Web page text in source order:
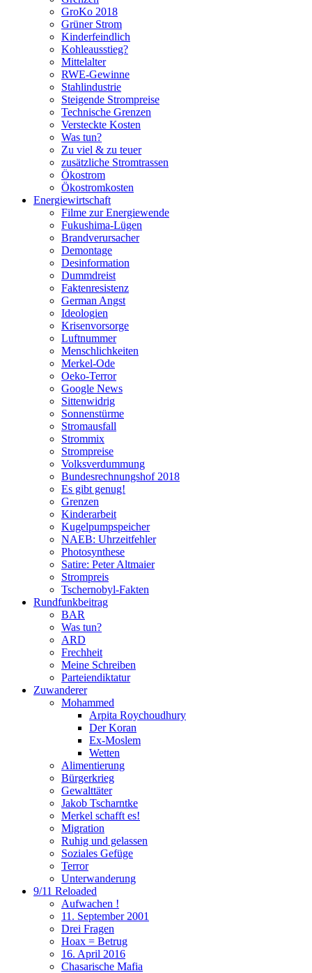
GroKo 2018
Grüner Strom
Kinderfeindlich
Kohleausstieg?
Mittelalter
RWE-Gewinne
Stahlindustrie
Steigende Strompreise
Technische Grenzen
Versteckte Kosten
Was tun?
Zu viel & zu teuer
zusätzliche Stromtrassen
Ökostrom
Ökostromkosten
Energiewirtschaft
Filme zur Energiewende
Fukushima-Lügen
Brandverursacher
Demontage
Desinformation
Dummdreist
Faktenresistenz
German Angst
Ideologien
Krisenvorsorge
Luftnummer
Menschlichkeiten
Merkel-Ode
Oeko-Terror
Google News
Sittenwidrig
Sonnenstürme
Stromausfall
Strommix
Strompreise
Volksverdummung
Bundesrechnungshof 2018
Es gibt genug!
Grenzen
Kinderarbeit
Kugelpumpspeicher
NAEB: Uhrzeitfehler
Photosynthese
Satire: Peter Altmaier
Strompreis
Tschernobyl-Fakten
Rundfunkbeitrag
BAR
Was tun?
ARD
Frechheit
Meine Schreiben
Parteiendiktatur
Zuwanderer
Mohammed
Arpita Roychoudhury
Der Koran
Ex-Moslem
Wetten
Alimentierung
Bürgerkrieg
Gewalttäter
Jakob Tscharntke
Merkel schafft es!
Migration
Ruhig und gelassen
Soziales Gefüge
Terror
Unterwanderung
9/11 Reloaded
Aufwachen !
11. September 2001
Drei Fragen
Hoax = Betrug
16. April 2016
Chasarische Mafia